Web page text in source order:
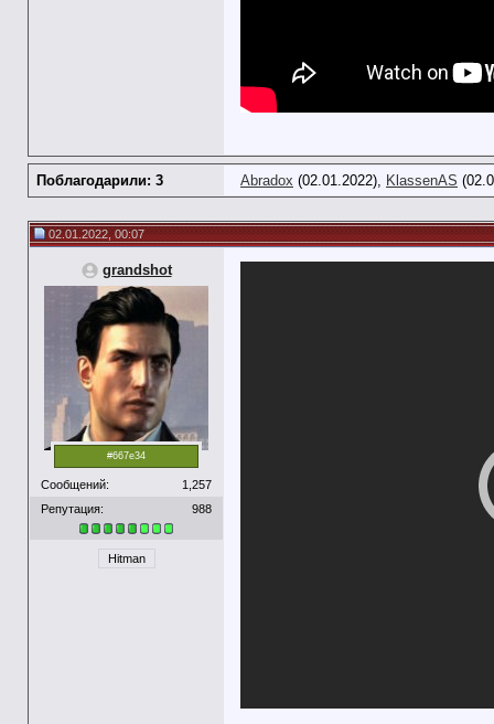
Поблагодарили: 3 Abradox (02.01.2022), KlassenAS
02.01.2022, 00:07
grandshot
#667e34
Сообщений:
1,257
Репутация:
988
Hitman